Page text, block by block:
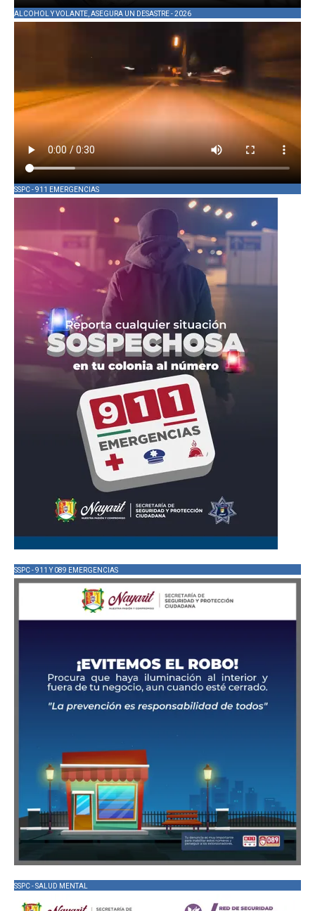
ALCOHOL Y VOLANTE, ASEGURA UN DESASTRE - 2026
SSPC - 911 EMERGENCIAS
SSPC - 911 Y 089 EMERGENCIAS
SSPC - SALUD MENTAL